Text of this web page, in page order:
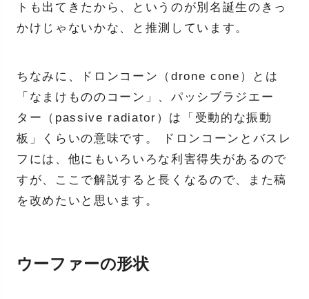
トも出てきたから、というのが別名誕生のきっ
かけじゃないかな、と推測しています。
ちなみに、ドロンコーン（drone cone）とは
「なまけもののコーン」、パッシブラジエー
ター（passive radiator）は「受動的な振動
板」くらいの意味です。 ドロンコーンとバスレ
フには、他にもいろいろな利害得失があるので
すが、ここで解説すると長くなるので、また稿
を改めたいと思います。
ウーファーの形状